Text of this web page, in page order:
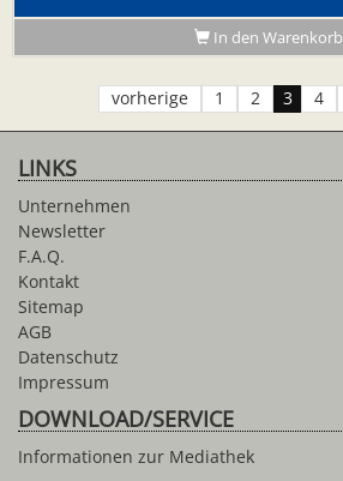
In den Warenkorb
vorherige 1 2 3 4
LINKS
Unternehmen
Newsletter
F.A.Q.
Kontakt
Sitemap
AGB
Datenschutz
Impressum
DOWNLOAD/SERVICE
Informationen zur Mediathek